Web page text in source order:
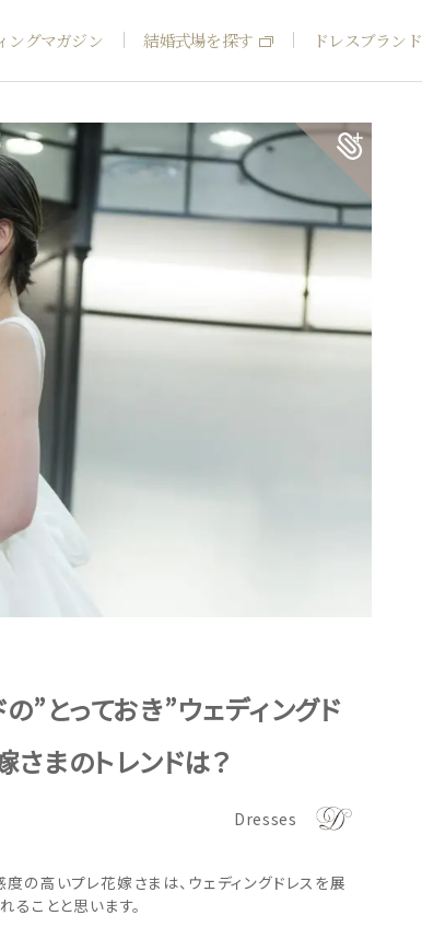
ングマガジン 結婚式場を探す ドレスブランド
”とっておき”ウェディングド
まのトレンドは？
Dresses
の高いプレ花嫁さまは、ウェディングドレスを展
ることと思います。